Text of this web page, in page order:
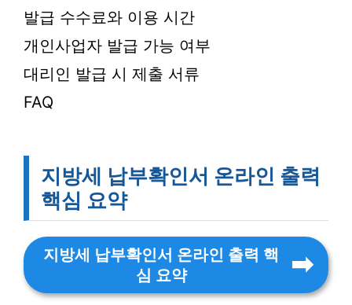
발급 수수료와 이용 시간
개인사업자 발급 가능 여부
대리인 발급 시 제출 서류
FAQ
지방세 납부확인서 온라인 출력
핵심 요약
지방세 납부확인서 온라인 출력 핵
심 요약